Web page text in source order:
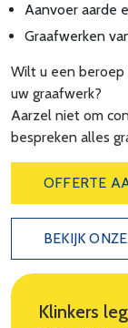
Aanvoer aarde
Graafwerken
Wilt u een beroep
uw graafwerk?
Aarzel niet om
bespreken alles
OFFERTE
BEKIJK
Klinkers